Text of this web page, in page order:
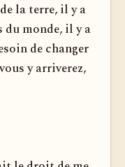
la terre, il y a
du monde, il y a
de changer
y arriverez,